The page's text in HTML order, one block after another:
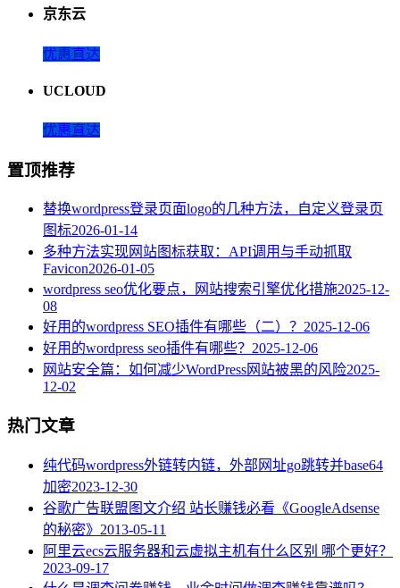
京东云
优惠直达
UCLOUD
优惠直达
置顶推荐
替换wordpress登录页面logo的几种方法，自定义登录页
图标2026-01-14
多种方法实现网站图标获取：API调用与手动抓取
Favicon2026-01-05
wordpress seo优化要点，网站搜索引擎优化措施2025-12-
08
好用的wordpress SEO插件有哪些（二）？ 2025-12-06
好用的wordpress seo插件有哪些？ 2025-12-06
网站安全篇：如何减少WordPress网站被黑的风险2025-
12-02
热门文章
纯代码wordpress外链转内链，外部网址go跳转并base64
加密2023-12-30
谷歌广告联盟图文介绍 站长赚钱必看《GoogleAdsense
的秘密》 2013-05-11
阿里云ecs云服务器和云虚拟主机有什么区别 哪个更好？
2023-09-17